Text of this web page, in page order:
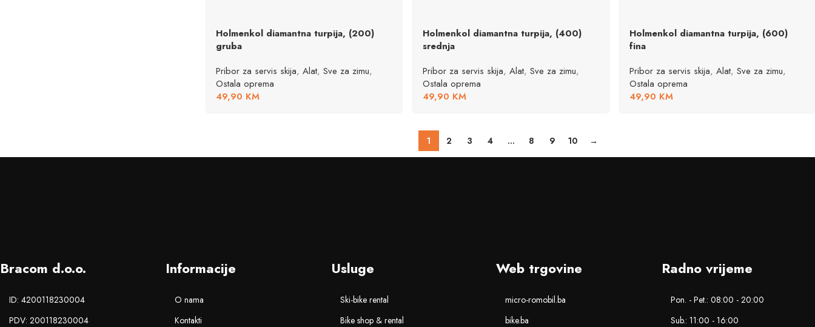
Holmenkol diamantna turpija, (200)
gruba
Pribor za servis skija, Alat, Sve za zimu,
Ostala oprema
49,90 KM
Holmenkol diamantna turpija, (400)
srednja
Pribor za servis skija, Alat, Sve za zimu,
Ostala oprema
49,90 KM
Holmenkol diamantna turpija, (600)
fina
Pribor za servis skija, Alat, Sve za zimu,
Ostala oprema
49,90 KM
1 2 3 4 … 8 9 10 →
Bracom d.o.o.
ID: 4200118230004
PDV: 200118230004
Informacije
O nama
Kontakti
Usluge
Ski-bike rental
Bike shop & rental
Web trgovine
micro-romobil.ba
bike.ba
Radno vrijeme
Pon. - Pet.: 08:00 - 20:00
Sub.: 11:00 - 16:00